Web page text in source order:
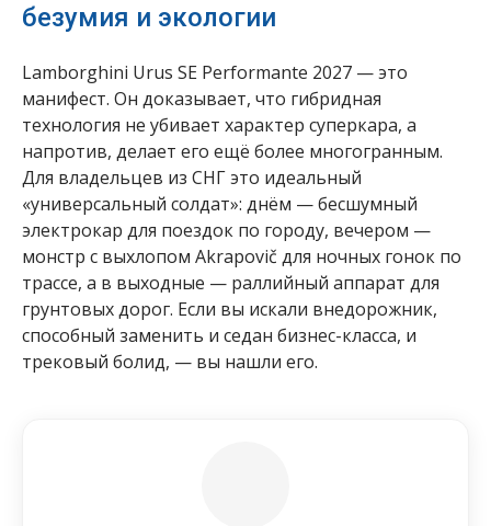
безумия и экологии
Lamborghini Urus SE Performante 2027 — это
манифест. Он доказывает, что гибридная
технология не убивает характер суперкара, а
напротив, делает его ещё более многогранным.
Для владельцев из СНГ это идеальный
«универсальный солдат»: днём — бесшумный
электрокар для поездок по городу, вечером —
монстр с выхлопом Akrapovič для ночных гонок по
трассе, а в выходные — раллийный аппарат для
грунтовых дорог. Если вы искали внедорожник,
способный заменить и седан бизнес-класса, и
трековый болид, — вы нашли его.